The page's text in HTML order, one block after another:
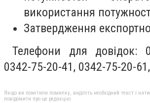
використання
Затвердження
Телефони для довідок:
0342-75-20-41, 0342-75-20-
Якщо ви помітили помилку, виділіть необхідний текст і
повідомити про це редакцію